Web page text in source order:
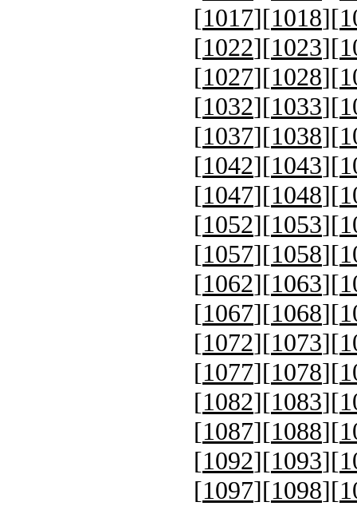
[1017][1018][
[1022][1023][
[1027][1028][
[1032][1033][
[1037][1038][
[1042][1043][
[1047][1048][
[1052][1053][
[1057][1058][
[1062][1063][
[1067][1068][
[1072][1073][
[1077][1078][
[1082][1083][
[1087][1088][
[1092][1093][
[1097][1098][